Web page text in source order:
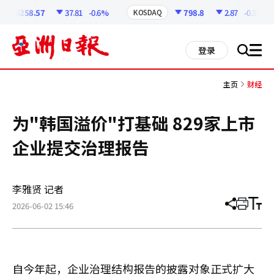
6258.57 37.81 -0.6% KOSDAQ 798.8 2.87 -0.36%
登录 搜 all
主页 财经
为"韩国溢价"打基础 829家上市
企业提交治理报告
李雅贤 记者
2026-06-02 15:46 分
章
打 调
小
自今年起，企业治理结构报告的披露对象正式扩大